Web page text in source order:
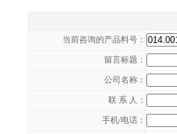
当前咨询的产品料号：
留言标题：
公司名称：
联 系 人：
手机/电话：